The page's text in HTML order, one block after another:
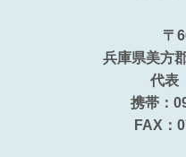
〒
兵庫県美方
代表
携帯：
FAX：